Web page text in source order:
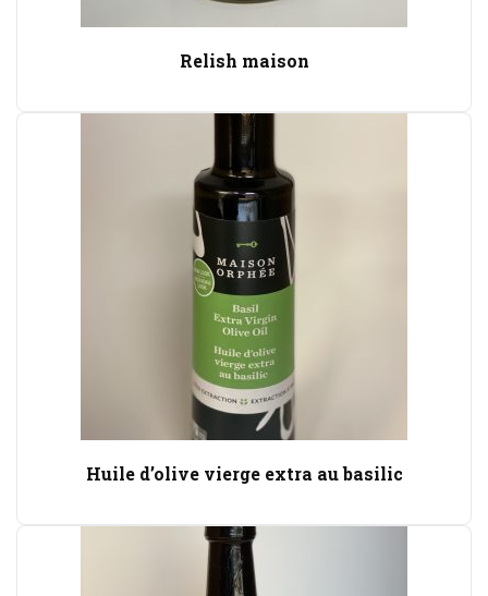
Relish maison
Huile d’olive vierge extra au basilic